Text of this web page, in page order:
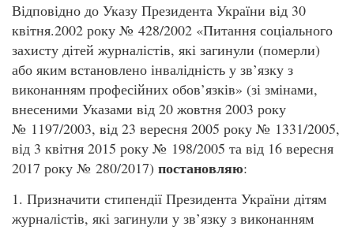
Відповідно до Указу Президента України від 30
квітня.2002 року № 428/2002 «Питання соціального
захисту дітей журналістів, які загинули (померли)
або яким встановлено інвалідність у зв’язку з
виконанням професійних обов’язків» (зі змінами,
внесеними Указами від 20 жовтня 2003 року
№ 1197/2003, від 23 вересня 2005 року № 1331/2005,
від 3 квітня 2015 року № 198/2005 та від 16 вересня
2017 року № 280/2017) постановляю:
1. Призначити стипендії Президента України дітям
журналістів, які загинули у зв’язку з виконанням